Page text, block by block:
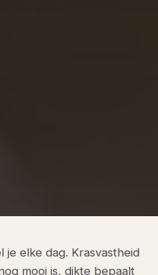
elke dag. Krasvastheid
mooi is, dikte bepaalt